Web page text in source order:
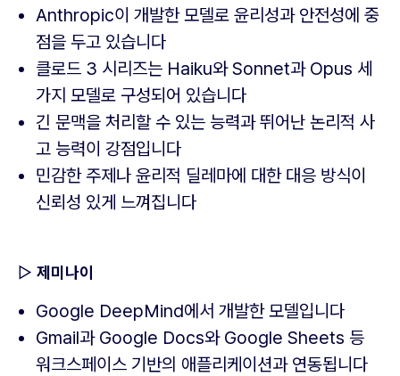
Anthropic이 개발한 모델로 윤리성과 안전성에 중
점을 두고 있습니다
클로드 3 시리즈는 Haiku와 Sonnet과 Opus 세
가지 모델로 구성되어 있습니다
긴 문맥을 처리할 수 있는 능력과 뛰어난 논리적 사
고 능력이 강점입니다
민감한 주제나 윤리적 딜레마에 대한 대응 방식이
신뢰성 있게 느껴집니다
▷ 제미나이
Google DeepMind에서 개발한 모델입니다
Gmail과 Google Docs와 Google Sheets 등
워크스페이스 기반의 애플리케이션과 연동됩니다